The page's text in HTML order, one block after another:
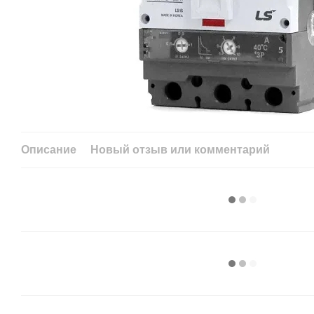
Описание Новый отзыв или комментарий